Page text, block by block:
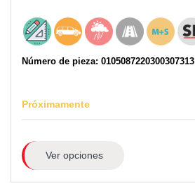
Número de pieza: 0105087220300307313
Próximamente
Ver opciones